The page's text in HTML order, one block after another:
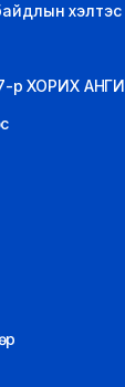
хэлтэс
р ХОРИХ АНГИ